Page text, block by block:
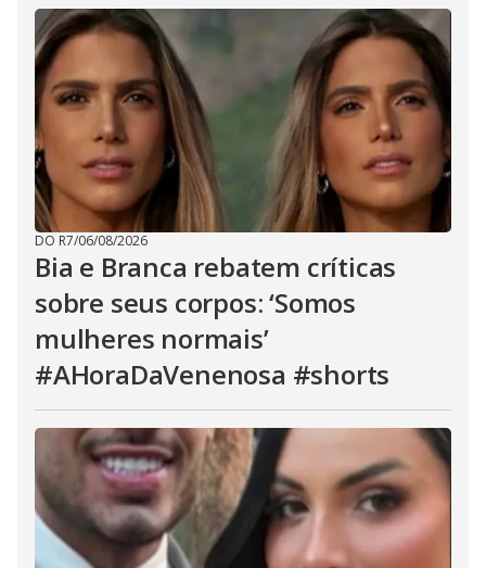
DO R7/06/08/2026
Bia e Branca rebatem críticas
sobre seus corpos: ‘Somos
mulheres normais’
#AHoraDaVenenosa #shorts